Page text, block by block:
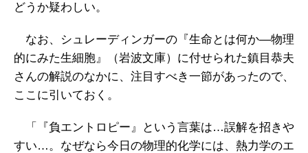
どうか疑わしい。
なお、シュレーディンガーの『生命とは何か―物理
的にみた生細胞』（岩波文庫）に付せられた鎮目恭夫
さんの解説のなかに、注目すべき一節があったので、
ここに引いておく。
「『負エントロピー』という言葉は…誤解を招きや
すい…。なぜなら今日の物理的化学には、熱力学のエ